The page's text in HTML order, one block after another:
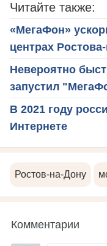
Читайте также:
«МегаФон»
центрах
Невероятно
запустил
В 2021 году
Интернете
Ростов-на-Дону
Комментарии